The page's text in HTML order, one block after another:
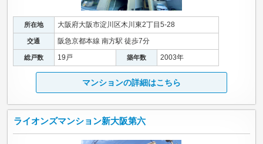
所在地 大阪府大阪市淀川区木川東2丁目5-28
交通 阪急京都本線 南方駅 徒歩7分
総戸数 19戸 築年数 2003年
マンションの詳細はこちら
ライオンズマンション新大阪第六